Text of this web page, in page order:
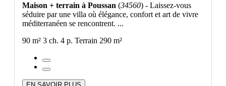
Maison + terrain à Poussan (34560) - Laissez-vous
séduire par une villa où élégance, confort et art de vivre
méditerranéen se rencontrent. ...
90 m² 3 ch. 4 p. Terrain 290 m²